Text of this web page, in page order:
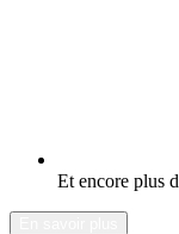
Et encore plus